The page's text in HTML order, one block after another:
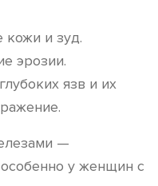
кожи и зуд.
эрозии.
язв и их
—
у женщин с